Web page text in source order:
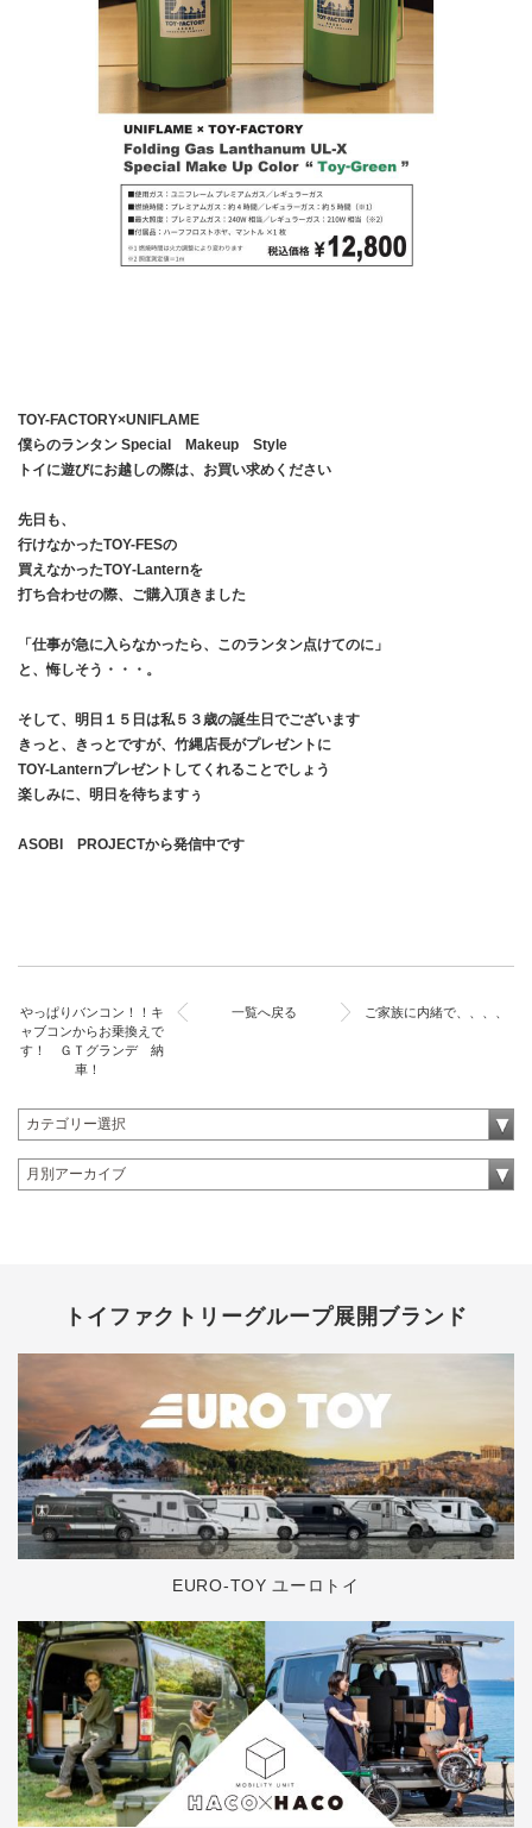
TOY-FACTORY×UNIFLAME
僕らのランタン Special Makeup Style
トイに遊びにお越しの際は、お買い求めください
先日も、
行けなかったTOY-FESの
買えなかったTOY‐Lanternを
打ち合わせの際、ご購入頂きました
「仕事が急に入らなかったら、このランタン点けてのに」
と、悔しそう・・・。
そして、明日１５日は私５３歳の誕生日でございます
きっと、きっとですが、竹縄店長がプレゼントに
TOY-Lanternプレゼントしてくれることでしょう
楽しみに、明日を待ちますぅ
ASOBI PROJECTから発信中です
やっぱりバンコン！！キ
ャブコンからお乗換えで
す！ ＧＴグランデ 納
車！
一覧へ戻る ご家族に内緒で、、、、
トイファクトリーグループ展開ブランド
EURO-TOY ユーロトイ